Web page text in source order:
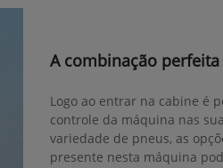
A combinação
Logo ao entrar na cabine é
controle da máquina nas
variedade de pneus, as
presente nesta máquina